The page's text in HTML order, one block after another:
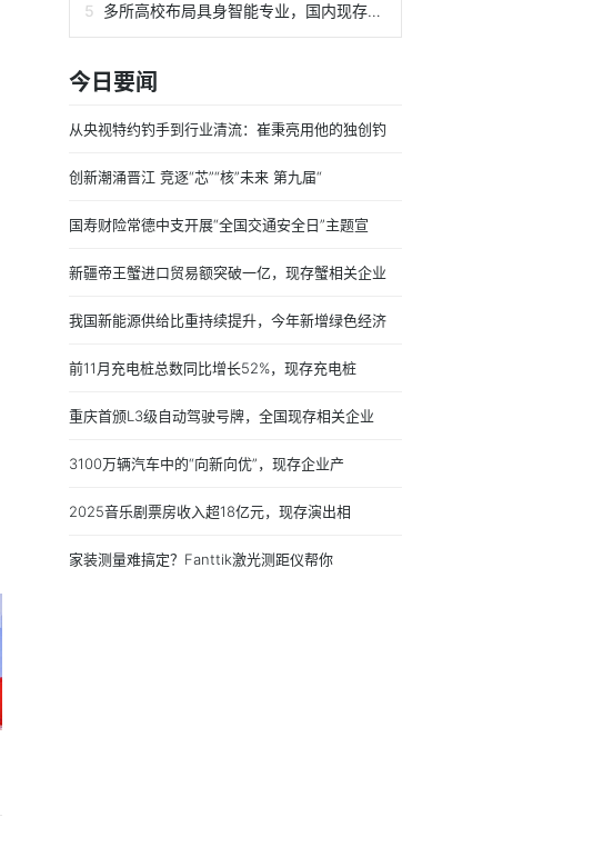
多所高校布局具身智能专业，国内现存机器人相关
今日要闻
从央视特约钓手到行业清流：崔秉亮用他的独创钓
创新潮涌晋江 竞逐“芯”“核”未来 第九届“
国寿财险常德中支开展“全国交通安全日”主题宣
新疆帝王蟹进口贸易额突破一亿，现存蟹相关企业
我国新能源供给比重持续提升，今年新增绿色经济
前11月充电桩总数同比增长52%，现存充电桩
重庆首颁L3级自动驾驶号牌，全国现存相关企业
3100万辆汽车中的“向新向优”，现存企业产
2025音乐剧票房收入超18亿元，现存演出相
家装测量难搞定？Fanttik激光测距仪帮你